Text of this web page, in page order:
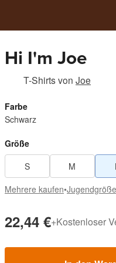
Hi I'm Joe
T-Shirtsvon Joe
Farbe
Schwarz
Größe
S
M
Mehrere kaufen•
22,44 €+Kostenloser